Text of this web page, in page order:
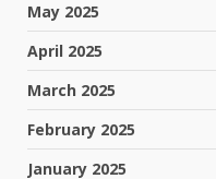
May 2025
April 2025
March 2025
February 2025
January 2025